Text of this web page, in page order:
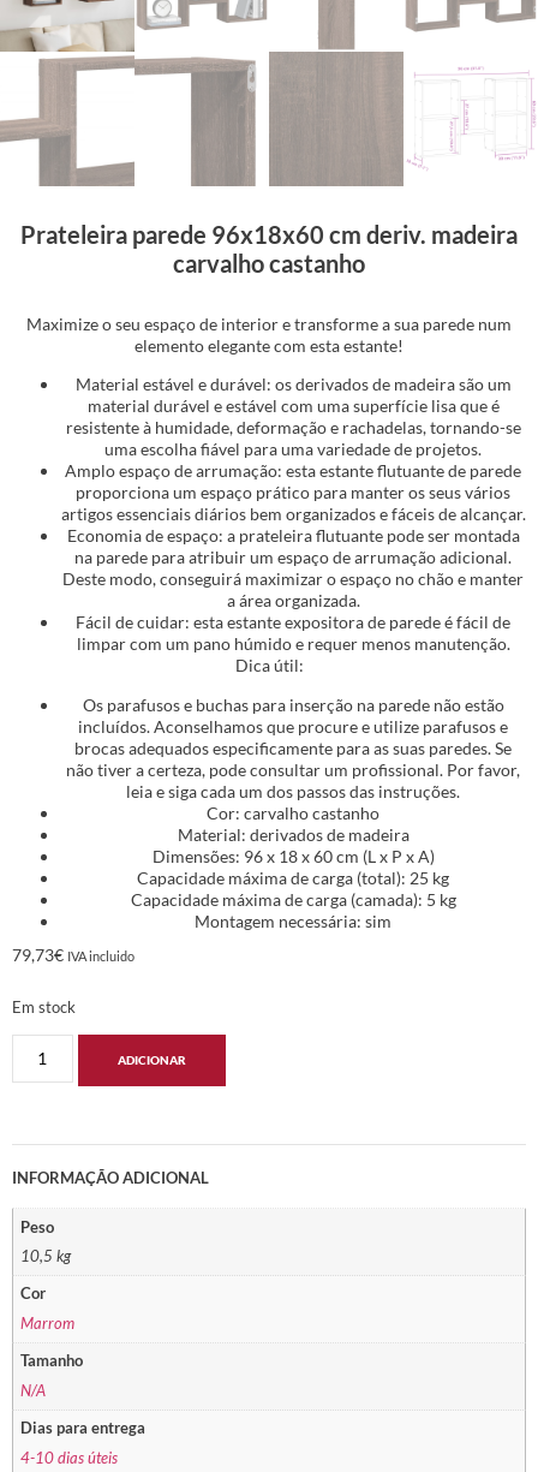
Prateleira parede 96x18x60 cm deriv. madeira
carvalho castanho
Maximize o seu espaço de interior e transforme a sua parede num
elemento elegante com esta estante!
Material estável e durável: os derivados de madeira são um
material durável e estável com uma superfície lisa que é
resistente à humidade, deformação e rachadelas, tornando-se
uma escolha fiável para uma variedade de projetos.
Amplo espaço de arrumação: esta estante flutuante de parede
proporciona um espaço prático para manter os seus vários
artigos essenciais diários bem organizados e fáceis de alcançar.
Economia de espaço: a prateleira flutuante pode ser montada
na parede para atribuir um espaço de arrumação adicional.
Deste modo, conseguirá maximizar o espaço no chão e manter
a área organizada.
Fácil de cuidar: esta estante expositora de parede é fácil de
limpar com um pano húmido e requer menos manutenção.
Dica útil:
Os parafusos e buchas para inserção na parede não estão
incluídos. Aconselhamos que procure e utilize parafusos e
brocas adequados especificamente para as suas paredes. Se
não tiver a certeza, pode consultar um profissional. Por favor,
leia e siga cada um dos passos das instruções.
Cor: carvalho castanho
Material: derivados de madeira
Dimensões: 96 x 18 x 60 cm (L x P x A)
Capacidade máxima de carga (total): 25 kg
Capacidade máxima de carga (camada): 5 kg
Montagem necessária: sim
79,73€ IVA incluido
Em stock
ADICIONAR
INFORMAÇÃO ADICIONAL
Peso
10,5 kg
Cor
Marrom
Tamanho
N/A
Dias para entrega
4-10 dias úteis